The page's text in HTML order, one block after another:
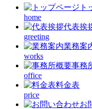
ト
home
代表挨
greeting
業務案
works
事務
office
料金表
price
お